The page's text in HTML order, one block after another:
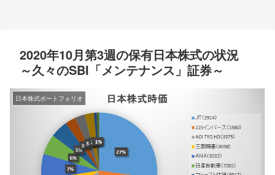
2020年10月第3週の保有日本株式の状況
～久々のSBI「メンテナンス」証券～
日本株式ポートフォリオ